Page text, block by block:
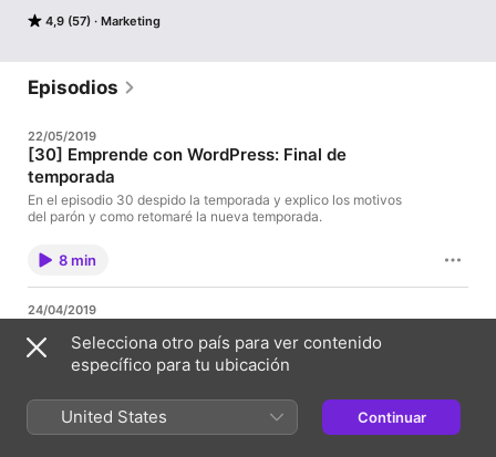
4,9 (57) Marketing
red.
Episodios
22/05/2019
[30] Emprende con WordPress: Final de
temporada
En el episodio 30 despido la temporada y explico los motivos
del parón y como retomaré la nueva temporada.
8 min
24/04/2019
texto y webs multidioma
En 20 minutos y un texto complementario clarificamos sobre los
multidioma.
28 min
Selecciona otro país para ver contenido
específico para tu ubicación
United States Continuar